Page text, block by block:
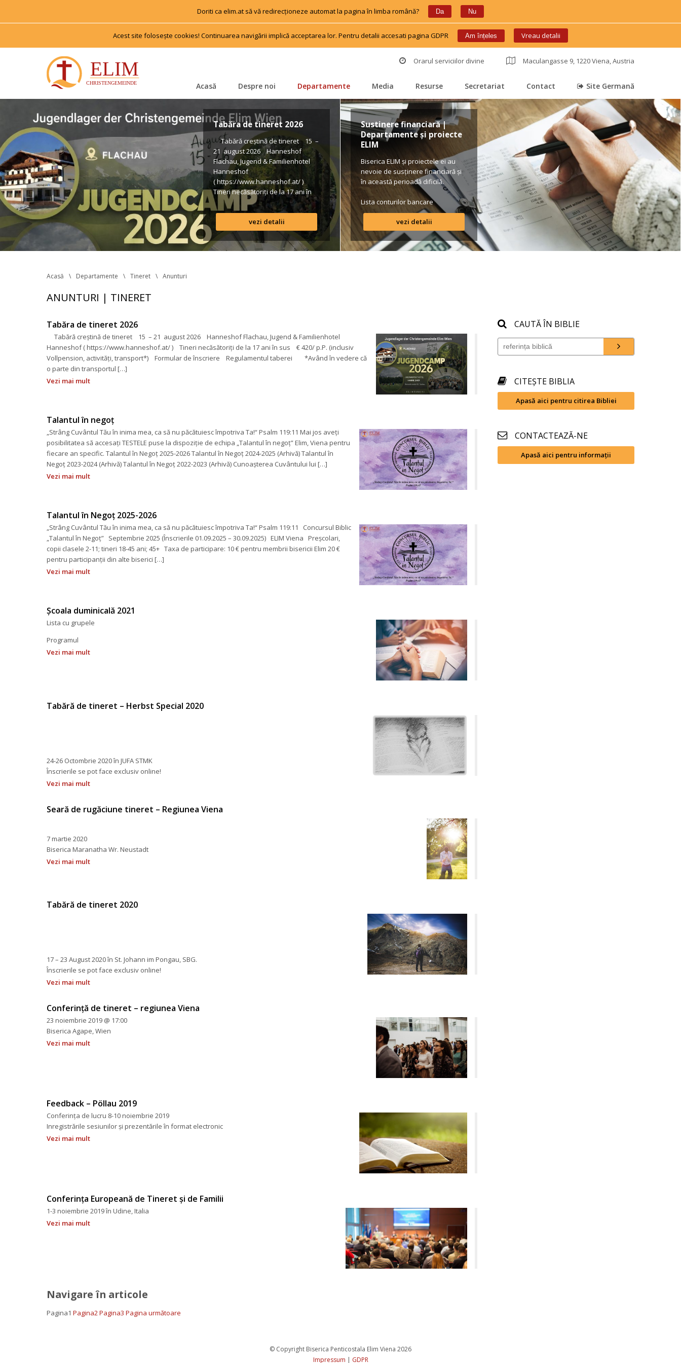
Doriti ca elim.at să vă redirecționeze automat la pagina în limba română? Da Nu
Acest site foloseşte cookies! Continuarea navigării implică acceptarea lor. Pentru detalii accesati pagina GDPR Am înțele Vreau detalii
Orarul serviciilor divine Maculangasse 9, 1220 Viena, Austria
Acasă Despre noi Departamente Media Resurse Secretariat Contact Site Germană
Tabăra de tineret 2026
Tabără creștină de tineret 15 –
21 august 2026 Hanneshof
Flachau, Jugend & Familienhotel
Hanneshof
( https://www.hanneshof.at/ )
Tineri necăsătoriți de la 17 ani în
us € 420/ p.P. (inclusiv
Vollpension, activități, transport*)
Formular de înscriere
Regulamentul taberei *Având
în vedere că o parte din
transportul […]
vezi detalii
Sustinere financiară |
Departamente și proiecte
ELIM
Biserica ELIM și proiectele ei au
nevoie de susținere financiară și
în această perioadă dificilă.
Lista conturilor bancare
vezi detalii
Acasă Departamente Tineret Anunturi
ANUNTURI | TINERET
Tabăra de tineret 2026
Tabără creștină de tineret 15 – 21 august 2026 Hanneshof Flachau, Jugend & Familienhotel
Hanneshof ( https://www.hanneshof.at/ ) Tineri necăsătoriți de la 17 ani în sus € 420/ p.P. (inclusiv
Vollpension, activități, transport*) Formular de înscriere Regulamentul taberei *Având în vedere că
o parte din transportul […]
Vezi mai mult
Talantul în negoț
„Strâng Cuvântul Tău în inima mea, ca să nu păcătuiesc împotriva Ta!“ Psalm 119:11 Mai jos aveți
posibilitatea să accesați TESTELE puse la dispoziție de echipa „Talantul în negoț” Elim, Viena pentru
fiecare an specific. Talantul în Negoț 2025-2026 Talantul în Negoț 2024-2025 (Arhivă) Talantul în
Negoț 2023-2024 (Arhivă) Talantul în Negoț 2022-2023 (Arhivă) Cunoașterea Cuvântului lui […]
Vezi mai mult
Talantul în Negoț 2025-2026
„Strâng Cuvântul Tău în inima mea, ca să nu păcătuiesc împotriva Ta!“ Psalm 119:11 Concursul Biblic
„Talantul în Negoț” Septembrie 2025 (Înscrierile 01.09.2025 – 30.09.2025) ELIM Viena Preșcolari,
copii clasele 2-11; tineri 18-45 ani; 45+ Taxa de participare: 10 € pentru membrii bisericii Elim 20 €
pentru participanții din alte biserici […]
Vezi mai mult
Școala duminicală 2021
Lista cu grupele
Programul
Vezi mai mult
Tabără de tineret – Herbst Special 2020
24-26 Octombrie 2020 în JUFA STMK
Înscrierile se pot face exclusiv online!
Vezi mai mult
Seară de rugăciune tineret – Regiunea Viena
7 martie 2020
Biserica Maranatha Wr. Neustadt
Vezi mai mult
Tabără de tineret 2020
17 – 23 August 2020 în St. Johann im Pongau, SBG.
Înscrierile se pot face exclusiv online!
Vezi mai mult
Conferință de tineret – regiunea Viena
23 noiembrie 2019 @ 17:00
Biserica Agape, Wien
Vezi mai mult
Feedback – Pöllau 2019
Conferința de lucru 8-10 noiembrie 2019
Inregistrările sesiunilor și prezentările în format electronic
Vezi mai mult
Conferința Europeană de Tineret și de Familii
1-3 noiembrie 2019 în Udine, Italia
Vezi mai mult
Navigare în articole
Pagina1 Pagina2Pagina3 Pagina următoare
CAUTĂ ÎN BIBLIE
CITEȘTE BIBLIA
Apasă aici pentru citirea Bibliei
CONTACTEAZĂ-NE
Apasă aici pentru informații
© Copyright Biserica Penticostala Elim Viena 2026
Impressum | GDPR